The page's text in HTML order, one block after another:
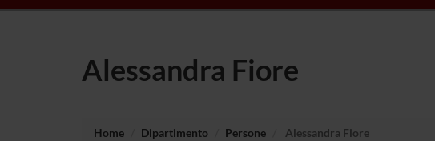
Alessandra Fiore
Home Dipartimento Persone Alessandra Fiore